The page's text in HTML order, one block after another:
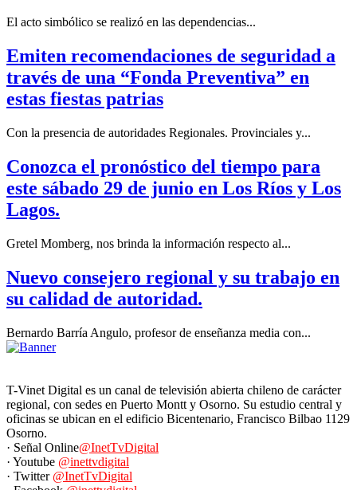
El acto simbólico se realizó en las dependencias...
Emiten recomendaciones de seguridad a
través de una “Fonda Preventiva” en
estas fiestas patrias
Con la presencia de autoridades Regionales. Provinciales y...
Conozca el pronóstico del tiempo para
este sábado 29 de junio en Los Ríos y Los
Lagos.
Gretel Momberg, nos brinda la información respecto al...
Nuevo consejero regional y su trabajo en
su calidad de autoridad.
Bernardo Barría Angulo, profesor de enseñanza media con...
T-Vinet Digital es un canal de televisión abierta chileno de carácter
regional, con sedes en Puerto Montt y Osorno. Su estudio central y
oficinas se ubican en el edificio Bicentenario, Francisco Bilbao 1129
Osorno.
· Señal Online@InetTvDigital
· Youtube @inettvdigital
· Twitter @InetTvDigital